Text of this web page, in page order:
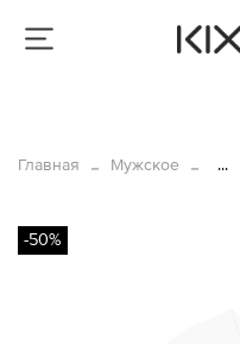
Главная Мужское ...
-50%